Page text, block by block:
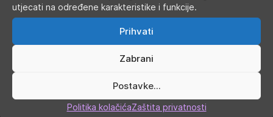
utjecati na određene karakteristike i funkcije.
Prihvati
Zabrani
Postavke...
Politika kolačićaZaštita privatnosti